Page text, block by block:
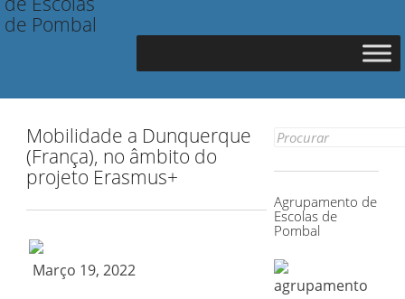
Mobilidade a Dunquerque
(França), no âmbito do
projeto Erasmus+
Março 19, 2022
Search
Agrupamento de
Escolas de
Pombal